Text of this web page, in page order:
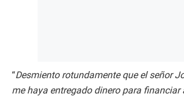
“Desmiento rotundamente que el señor
me haya entregado dinero para financiar